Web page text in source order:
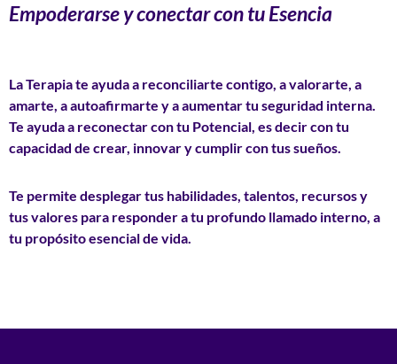
Empoderarse y conectar con tu Esencia
La Terapia te ayuda a reconciliarte contigo, a valorarte, a
amarte, a autoafirmarte y a aumentar tu seguridad interna.
Te ayuda a reconectar con tu Potencial, es decir con tu
capacidad de crear, innovar y cumplir con tus sueños.
Te permite desplegar tus habilidades, talentos, recursos y
tus valores para responder a tu profundo llamado interno, a
tu propósito esencial de vida.